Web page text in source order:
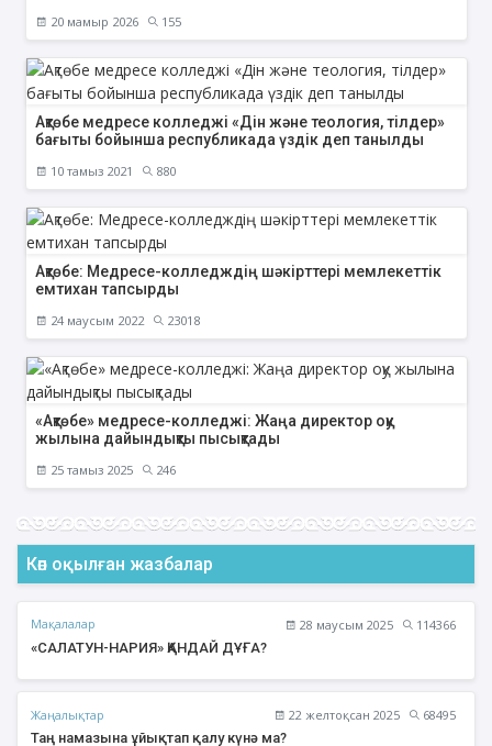
20 мамыр 2026 155
Ақтөбе медресе колледжі «Дін және теология, тілдер»
бағыты бойынша республикада үздік деп танылды
10 тамыз 2021 880
Ақтөбе: Медресе-колледждің шәкірттері мемлекеттік
емтихан тапсырды
24 маусым 2022 23018
«Ақтөбе» медресе-колледжі: Жаңа директор оқу
жылына дайындықты пысықтады
25 тамыз 2025 246
Көп оқылған жазбалар
Мақалалар 28 маусым 2025
114366
«САЛАТУН-НАРИЯ» ҚАНДАЙ ДҰҒА?
Жаңалықтар 22 желтоқсан 2025
68495
Таң намазына ұйықтап қалу күнә ма?